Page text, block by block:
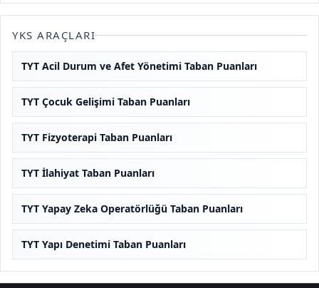
YKS ARAÇLARI
TYT Acil Durum ve Afet Yönetimi Taban Puanları
TYT Çocuk Gelişimi Taban Puanları
TYT Fizyoterapi Taban Puanları
TYT İlahiyat Taban Puanları
TYT Yapay Zeka Operatörlüğü Taban Puanları
TYT Yapı Denetimi Taban Puanları